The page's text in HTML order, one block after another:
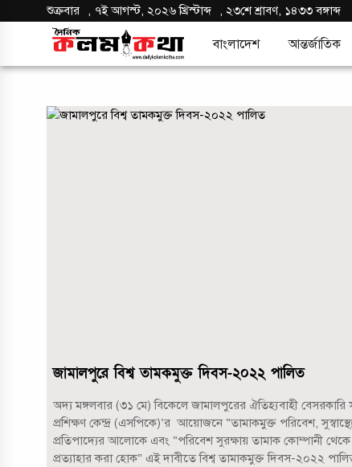
শুক্রবার , ৭ই আগস্ট, ২০২৬ খ্রিস্টাব্দ ,২৩শে শ্রাবণ, ১৪৩৩ বঙ্গাব্দ
বাংলাদেশ আন্তর্জাতিক
জামালপুরে বিশ্ব তামকমুক্ত দিবস-২০২২ পালিত
অদ‍্য মঙ্গলবার (৩১ মে) বিকেলে জামালপুরের ঐতিহ্যবাহী বেসরকারি
প্রশিক্ষণ কেন্দ্র (এসপিকে)’র আয়োজনে “তামাকমুক্ত পরিবেশ,
প্রতিপাদ্যের আলোকে এবং “পরিবেশ সুরক্ষায় তামাক কোম্পানী
প্রত্যাহার করা হোক” এই দাবীতে বিশ্ব তামাকমুক্ত দিবস-২০২২